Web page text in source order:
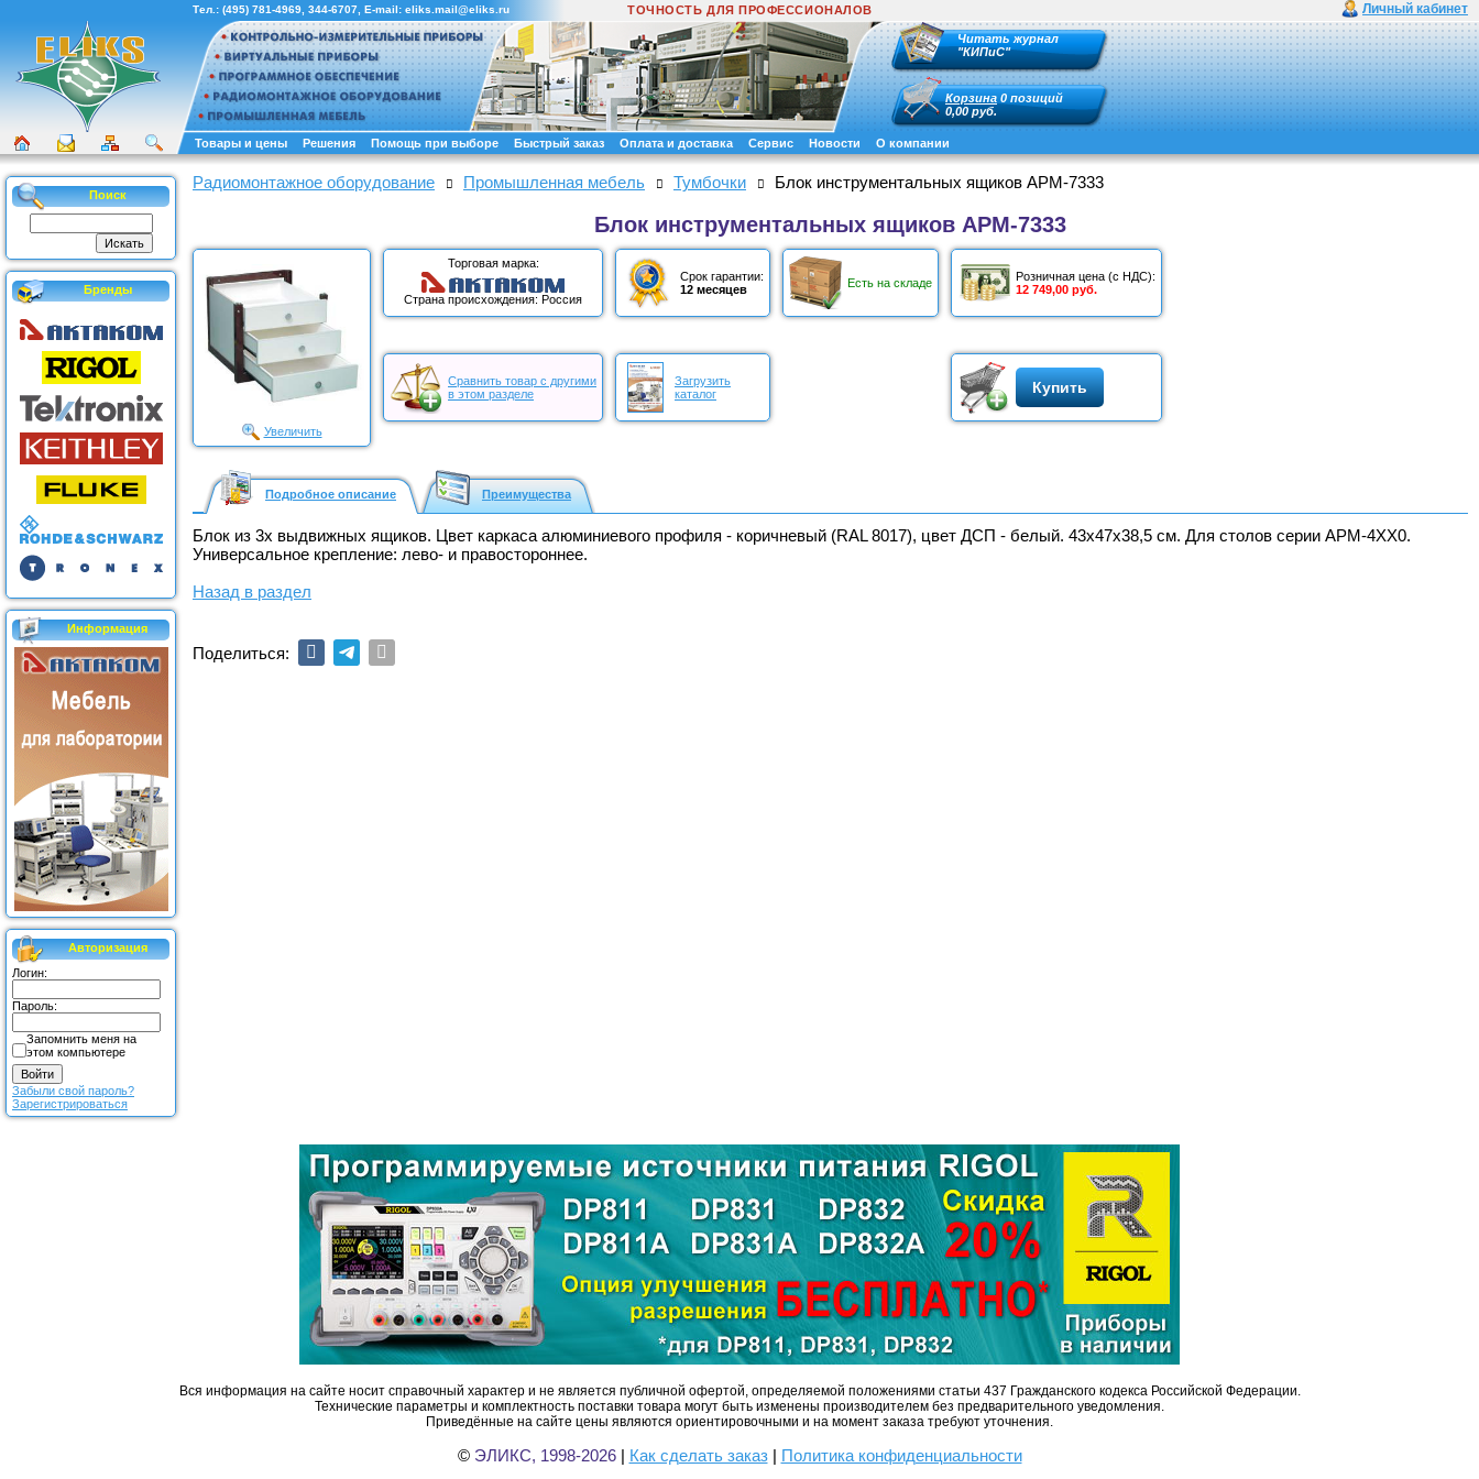
Личный кабинет
Тел.: (495) 781-4969 344-6707 , E-mail: eliks.mail@eliks.ru ТОЧНОСТЬ ДЛЯ ПРОФЕССИОНАЛОВ
Читать журнал
"КИПиС"
Корзина 0 позиций
0,00 руб.
Товары и цены Решения Помощь при выборе Быстрый заказ Оплата и доставка Сервис Новости О компании
Поиск
Бренды
Информация
Авторизация
Логин:
Пароль:
Запомнить меня на
этом компьютере
Забыли свой пароль?
Зарегистрироваться
Радиомонтажное оборудование Промышленная мебель Тумбочки Блок инструментальных ящиков АРМ-7333
Блок инструментальных ящиков АРМ-7333
Увеличить
Торговая марка:
Страна происхождения: Россия
Срок гарантии:
12 месяцев
Есть на складе
Розничная цена (с НДС):
12 749,00 руб.
Сравнить товар с другими
в этом разделе
Загрузить
каталог
Купить
Подробное описание Преимущества
Блок из 3х выдвижных ящиков. Цвет каркаса алюминиевого профиля - коричневый (RAL 8017), цвет ДСП - белый. 43х47х38,5 см. Для столов серии АРМ-4ХХ0.
Универсальное крепление: лево- и правостороннее.
Назад в раздел
Поделиться:
Вся информация на сайте носит справочный характер и не является публичной офертой, определяемой положениями статьи 437 Гражданского кодекса Российской Федерации.
Технические параметры и комплектность поставки товара могут быть изменены производителем без предварительного уведомления.
Приведённые на сайте цены являются ориентировочными и на момент заказа требуют уточнения.
© ЭЛИКС, 1998-2026| Как сделать заказ| Политика конфиденциальности